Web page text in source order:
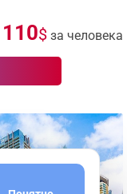
110$ за человека